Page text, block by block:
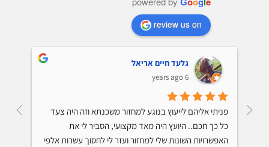
review us on
גלעד חיים אריאל
6 years ago